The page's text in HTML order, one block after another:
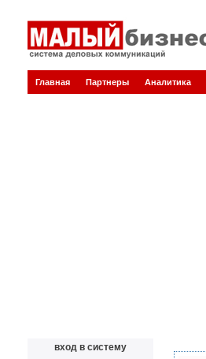
Главная Партнеры Аналитика
вход в систему